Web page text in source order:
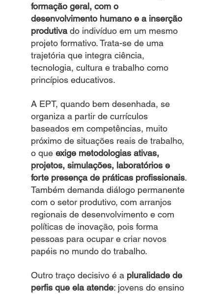
formação geral, com o
desenvolvimento humano e a inserção
produtiva do indivíduo em um mesmo
projeto formativo. Trata-se de uma
trajetória que integra ciência,
tecnologia, cultura e trabalho como
princípios educativos.
A EPT, quando bem desenhada, se
organiza a partir de currículos
baseados em competências, muito
próximo de situações reais de trabalho,
o que exige metodologias ativas,
projetos, simulações, laboratórios e
forte presença de práticas profissionais.
Também demanda diálogo permanente
com o setor produtivo, com arranjos
regionais de desenvolvimento e com
políticas de inovação, pois forma
pessoas para ocupar e criar novos
papéis no mundo do trabalho.
Outro traço decisivo é a pluralidade de
perfis que ela atende: jovens do ensino